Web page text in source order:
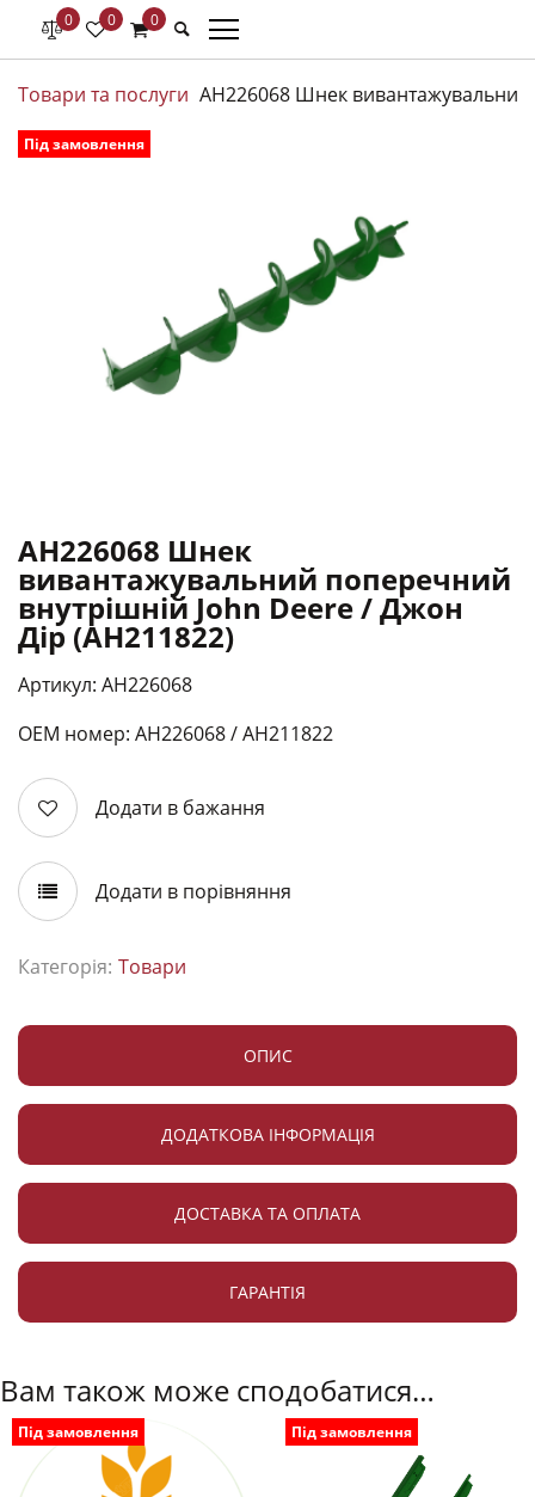
0 0 0
Товари та послуги AH226068 Шнек
Під замовлення
AH226068 Шнек
вивантажувальний поперечний
внутрішній John Deere / Джон
Дір (AH211822)
Артикул: AH226068
ОЕМ номер: АН226068 / АН211822
Додати в бажання
Додати в порівняння
Категорія: Товари
ОПИС
ДОДАТКОВА ІНФОРМАЦІЯ
ДОСТАВКА ТА ОПЛАТА
ГАРАНТІЯ
Вам також може сподобатися…
Під замовлення Під замовлення